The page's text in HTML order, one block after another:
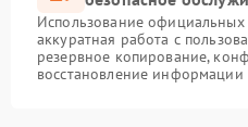
Использование
аккуратная работа с
резервное копирование,
восстановление